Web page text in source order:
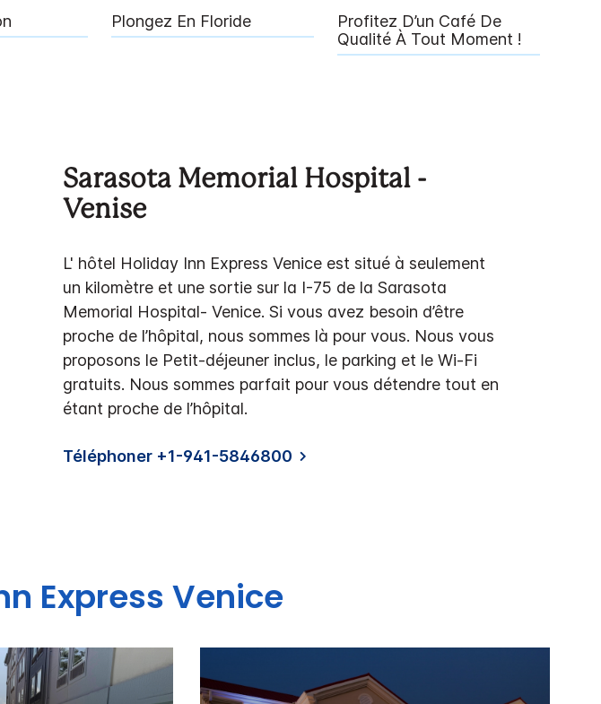
Plongez En Floride
Profitez D’un Café De
Qualité À Tout Moment !
Sarasota Memorial Hospital -
Venise
L' hôtel Holiday Inn Express Venice est situé à seulement
un kilomètre et une sortie sur la I-75 de la Sarasota
Memorial Hospital- Venice. Si vous avez besoin d’être
proche de l’hôpital, nous sommes là pour vous. Nous vous
proposons le Petit-déjeuner inclus, le parking et le Wi-Fi
gratuits. Nous sommes parfait pour vous détendre tout en
étant proche de l’hôpital.
Téléphoner +1-941-5846800
Express Venice